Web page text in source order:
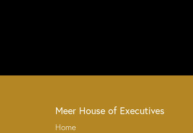
Meer House of Executives
Home